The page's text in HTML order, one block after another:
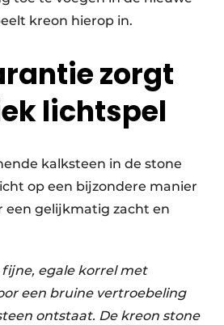
kreon hierop in.
zorgt
lichtspel
kalksteen in de stone
op een bijzondere manier
een gelijkmatig zacht en
fijne, egale korrel met
een bruine vertroebeling
ontstaat. De kreon stone